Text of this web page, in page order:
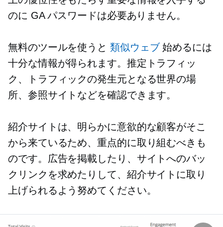
のに GA パスワードは必要ありません。
無料のツールを使うと 類似ウェブ始めるには
十分な情報が得られます。推定トラフィッ
ク、トラフィックの発生元となる世界の場
所、参照サイトなどを確認できます。
紹介サイトは、明らかに意欲的な顧客がそこ
から来ているため、重点的に取り組むべきも
のです。広告を掲載したり、サイトへのバッ
クリンクを求めたりして、紹介サイトに取り
上げられるよう努めてください。